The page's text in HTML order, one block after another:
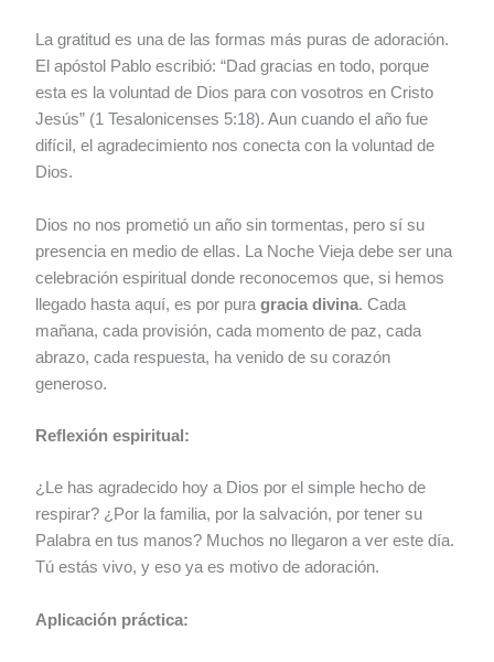
La gratitud es una de las formas más puras de adoración.
El apóstol Pablo escribió: “Dad gracias en todo, porque
esta es la voluntad de Dios para con vosotros en Cristo
Jesús” (1 Tesalonicenses 5:18). Aun cuando el año fue
difícil, el agradecimiento nos conecta con la voluntad de
Dios.
Dios no nos prometió un año sin tormentas, pero sí su
presencia en medio de ellas. La Noche Vieja debe ser una
celebración espiritual donde reconocemos que, si hemos
llegado hasta aquí, es por puragracia divina. Cada
mañana, cada provisión, cada momento de paz, cada
abrazo, cada respuesta, ha venido de su corazón
generoso.
Reflexión espiritual:
¿Le has agradecido hoy a Dios por el simple hecho de
respirar? ¿Por la familia, por la salvación, por tener su
Palabra en tus manos? Muchos no llegaron a ver este día.
Tú estás vivo, y eso ya es motivo de adoración.
Aplicación práctica: